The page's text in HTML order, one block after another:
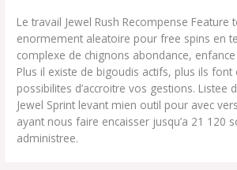
Le travail Jewel Rush Recompense
enormement aleatoire pour free spins en
complexe de chignons abondance,
Plus il existe de bigoudis actifs, plus ils font
possibilites d’accroitre vos gestions. Listee
Jewel Sprint levant mien outil pour avec
ayant nous faire encaisser jusqu’a 21 120
administree.